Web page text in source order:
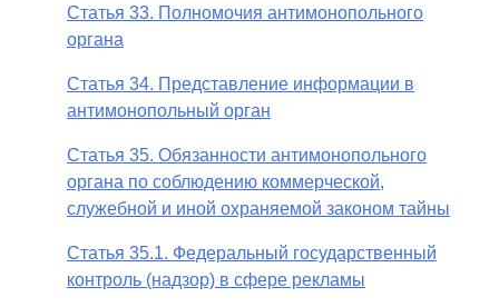
Статья 33. Полномочия антимонопольного
органа
Статья 34. Представление информации в
антимонопольный орган
Статья 35. Обязанности антимонопольного
органа по соблюдению коммерческой,
служебной и иной охраняемой законом тайны
Статья 35.1. Федеральный государственный
контроль (надзор) в сфере рекламы